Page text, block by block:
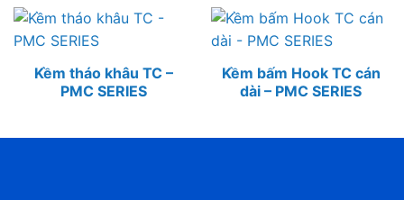
Kềm tháo khâu TC –
PMC SERIES
Kềm bấm Hook TC cán
dài – PMC SERIES